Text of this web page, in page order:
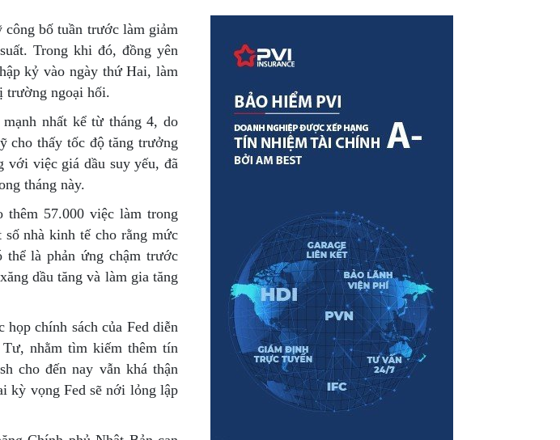
bố tuần trước làm giảm
Trong khi đó, đồng yên
kỷ vào ngày thứ Hai, làm
trường ngoại hối.
nhất kể từ tháng 4, do
cho thấy tốc độ tăng trưởng
với việc giá dầu suy yếu, đã
tháng này.
57.000 việc làm trong
nhà kinh tế cho rằng mức
là phản ứng chậm trước
dầu tăng và làm gia tăng
chính sách của Fed diễn
nhằm tìm kiếm thêm tín
cho đến nay vẫn khá thận
kỳ vọng Fed sẽ nới lỏng lập